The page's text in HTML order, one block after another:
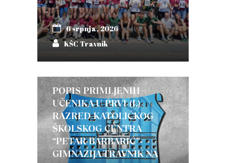
6 srpnja, 2026
KŠC Travnik
POPIS PRIMLJENIH
UČENIKA U PRVI (I.)
RAZRED KATOLIČKOG
ŠKOLSKOG CENTRA
“PETAR BARBARIĆ”-
GIMNAZIJA TRAVNIK NA